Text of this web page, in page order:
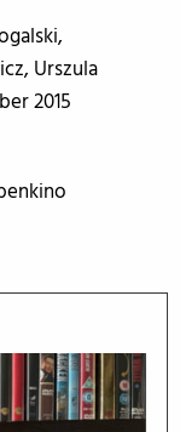
Urszula
2015